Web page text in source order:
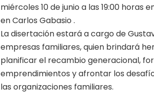
miércoles 10 de junio a las 19:00 horas
en Carlos Gabasio .
La disertación estará a cargo de
empresas familiares, quien brindará
planificar el recambio generacional,
emprendimientos y afrontar los
las organizaciones familiares.